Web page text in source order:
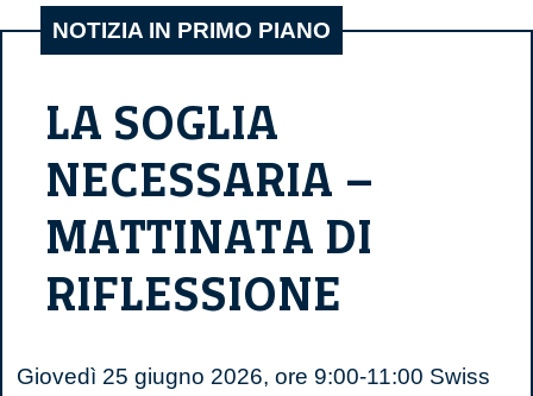
NOTIZIA IN PRIMO PIANO
LA SOGLIA
NECESSARIA –
MATTINATA DI
RIFLESSIONE
Giovedì 25 giugno 2026, ore 9:00-11:00 Swiss